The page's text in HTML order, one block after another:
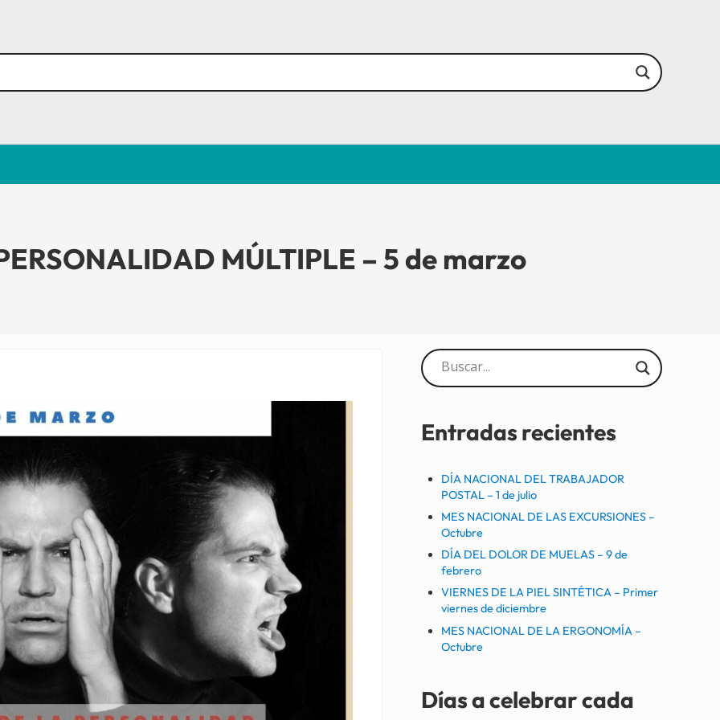
MÚLTIPLE – 5 de marzo
Sidebar
Entradas recientes
DÍA NACIONAL DEL TRABAJADOR
POSTAL – 1 de julio
MES NACIONAL DE LAS EXCURSIONES –
Octubre
DÍA DEL DOLOR DE MUELAS – 9 de
febrero
VIERNES DE LA PIEL SINTÉTICA – Primer
viernes de diciembre
MES NACIONAL DE LA ERGONOMÍA –
Octubre
Días a celebrar cada